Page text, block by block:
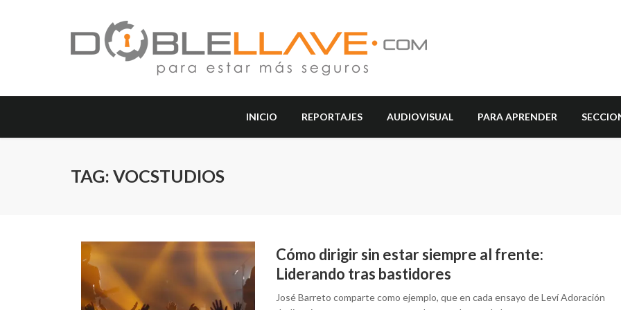
INICIO REPORTAJES AUDIOVISUAL PARA APRENDER
TAG: VOCSTUDIOS
Cómo dirigir sin estar siempre al frente:
Liderando tras bastidores
José Barreto comparte como ejemplo, que en cada ensayo de Leví Adoración